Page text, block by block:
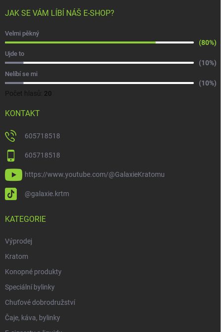
JAK SE VÁM LÍBÍ NÁŠ E-SHOP?
Velmi pěkný
(80%)
Ujde to
(10%)
Nelíbí se mi
(10%)
Počet hlasů: 20
KONTAKT
605718518
605718518
https://www.youtube.com/@GalaxieKratomu
@galaxie.krtm
KATEGORIE
Výprodej
Kratom
Konopné produkty
Speciální bylinky
Chuťové dobrodružství
Čaje, káva, bylinky